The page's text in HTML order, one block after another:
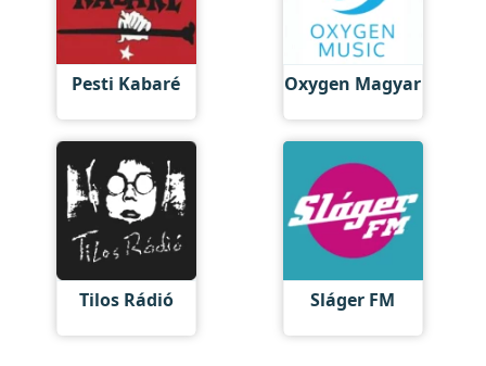
Pesti Kabaré Oxygen Magyar
Tilos Rádió Sláger FM